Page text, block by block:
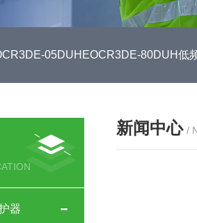
05DUHEOCR3DE-80DUH低
器
新闻中心 /